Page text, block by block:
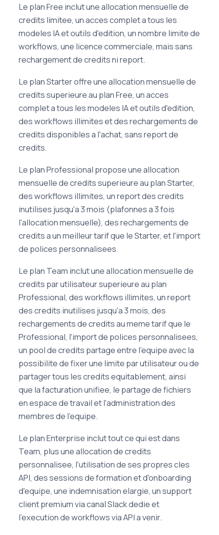
Le plan Free inclut une allocation mensuelle de
credits limitee, un acces complet a tous les
modeles IA et outils d'edition, un nombre limite de
workflows, une licence commerciale, mais sans
rechargement de credits ni report.
Le plan Starter offre une allocation mensuelle de
credits superieure au plan Free, un acces
complet a tous les modeles IA et outils d'edition,
des workflows illimites et des rechargements de
credits disponibles a l'achat, sans report de
credits.
Le plan Professional propose une allocation
mensuelle de credits superieure au plan Starter,
des workflows illimites, un report des credits
inutilises jusqu'a 3 mois (plafonnes a 3 fois
l'allocation mensuelle), des rechargements de
credits a un meilleur tarif que le Starter, et l'import
de polices personnalisees.
Le plan Team inclut une allocation mensuelle de
credits par utilisateur superieure au plan
Professional, des workflows illimites, un report
des credits inutilises jusqu'a 3 mois, des
rechargements de credits au meme tarif que le
Professional, l'import de polices personnalisees,
un pool de credits partage entre l'equipe avec la
possibilite de fixer une limite par utilisateur ou de
partager tous les credits equitablement, ainsi
que la facturation unifiee, le partage de fichiers
en espace de travail et l'administration des
membres de l'equipe.
Le plan Enterprise inclut tout ce qui est dans
Team, plus une allocation de credits
personnalisee, l'utilisation de ses propres cles
API, des sessions de formation et d'onboarding
d'equipe, une indemnisation elargie, un support
client premium via canal Slack dedie et
l'execution de workflows via API a venir.